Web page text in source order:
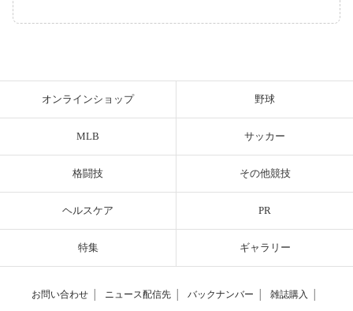
オンラインショップ 野球
MLB サッカー
格闘技 その他競技
ヘルスケア PR
特集 ギャラリー
お問い合わせ ニュース配信先 バックナンバー 雑誌購入